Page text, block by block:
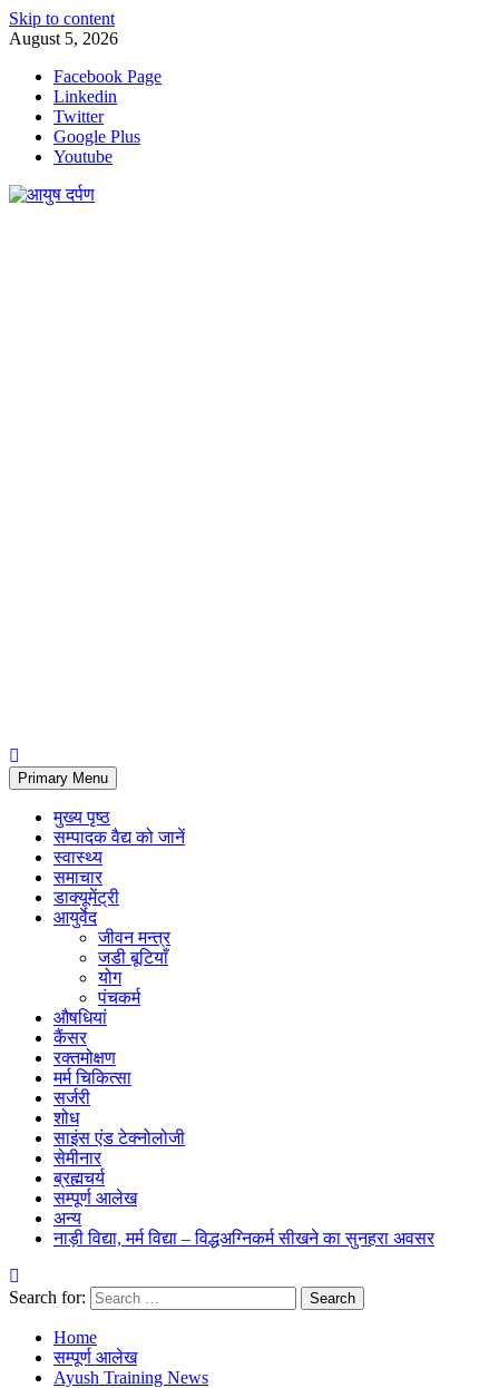
Skip to content
August 5, 2026
Facebook Page
Linkedin
Twitter
Google Plus
Youtube
Primary Menu
मुख्य पृष्ठ
सम्पादक वैद्य को जानें
स्वास्थ्य
समाचार
डाक्यूमेंट्री
आयुर्वेद
जीवन मन्त्र
जडी बूटियाँ
योग
पंचकर्म
औषधियां
कैंसर
रक्तमोक्षण
मर्म चिकित्सा
सर्जरी
शोध
साइंस एंड टेक्नोलोजी
सेमीनार
ब्रह्मचर्य
सम्पूर्ण आलेख
अन्य
नाड़ी विद्या, मर्म विद्या – विद्धअग्निकर्म सीखने का सुनहरा अवसर
Search for:
Home
सम्पूर्ण आलेख
Ayush Training News